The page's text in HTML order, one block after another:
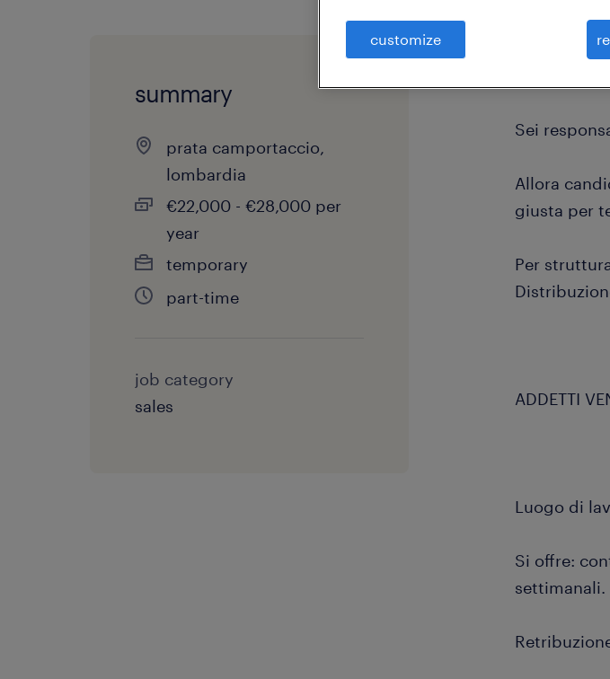
summary
prata camportaccio,
lombardia
€22,000 - €28,000 per
year
temporary
part-time
job category
sales
Sei alla
Sei
Allora
giusta per
Per
ADDETTI
Luogo di
Si offre:
customize